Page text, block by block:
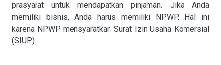
prasyarat untuk mendapatkan pinjaman. Jika Anda
memiliki bisnis, Anda harus memiliki NPWP. Hal ini
karena NPWP mensyaratkan Surat Izin Usaha Komersial
(SIUP).